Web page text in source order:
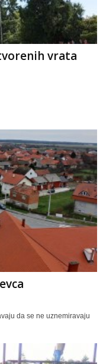
vrata
da se ne uznemiravaju